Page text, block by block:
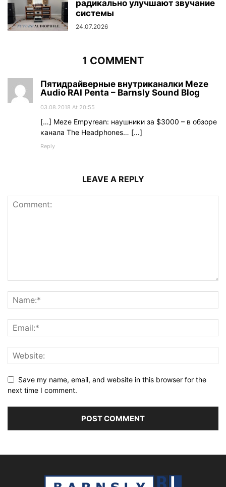
радикально улучшают звучание
системы
24.07.2026
1 COMMENT
Пятидрайверные внутриканалки Meze
Audio RAI Penta – Barnsly Sound Blog
03.08.2018 At 20:55
[…] Meze Empyrean: наушники за $3000 – в обзоре
канала The Headphones… […]
Reply
LEAVE A REPLY
Save my name, email, and website in this browser for the
next time I comment.